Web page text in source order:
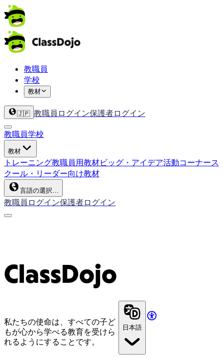
教職員
学校
教材
🇯🇵 教職員ログイン保護者ログイン
教職員学校
教材
トレーニング教職員用教材ビッグ・アイデア活動コーナース
クール・リーダー向け教材
言語の選択…
教職員ログイン保護者ログイン
ClassDojo
私たちの使命は、すべての子ど
もが心から学べる教育を受けら
れるようにすることです。
日本語